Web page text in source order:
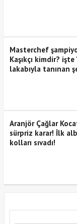
Masterchef
Kaşıkçı kimdir? işte
lakabıyla tanınan
Aranjör Çağlar
sürpriz karar! İlk
kolları sıvadı!